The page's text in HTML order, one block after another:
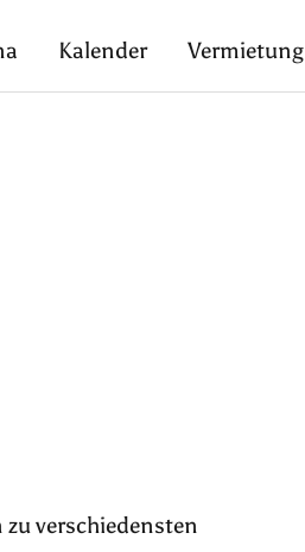
Kalender Vermietung
verschiedensten